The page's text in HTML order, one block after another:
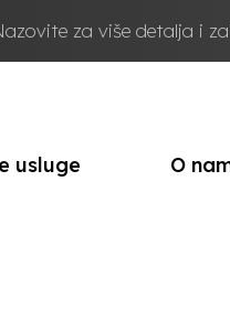
za više detalja i
usluge O